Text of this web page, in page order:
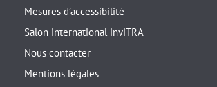
Mesures d’accessibilité
Salon international inviTRA
Nous contacter
Mentions légales